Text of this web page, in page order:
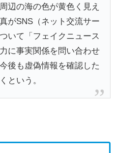
辺の海の色が黄色く見え
がSNS（ネット交流サー
いて「フェイクニュース
に事実関係を問い合わせ
後も虚偽情報を確認した
という。